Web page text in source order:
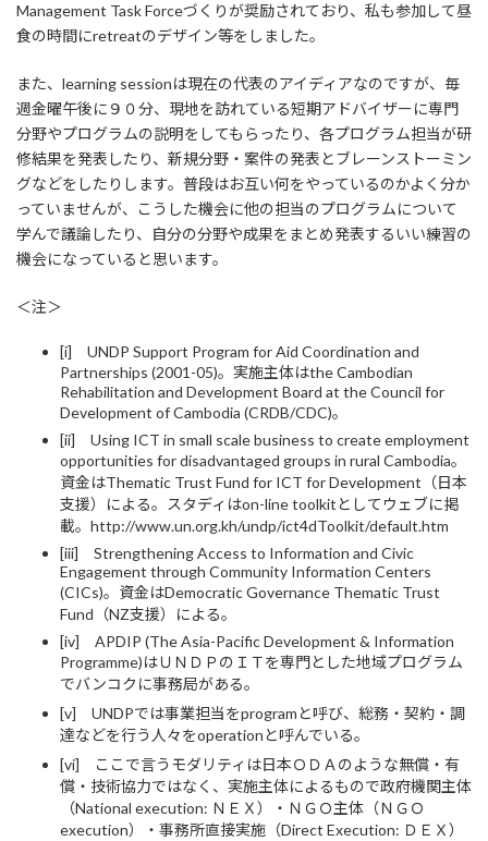
Management Task Forceづくりが奨励されており、私も参加して昼
食の時間にretreatのデザイン等をしました。
また、learning sessionは現在の代表のアイディアなのですが、毎
週金曜午後に９０分、現地を訪れている短期アドバイザーに専門
分野やプログラムの説明をしてもらったり、各プログラム担当が研
修結果を発表したり、新規分野・案件の発表とブレーンストーミン
グなどをしたりします。普段はお互い何をやっているのかよく分か
っていませんが、こうした機会に他の担当のプログラムについて
学んで議論したり、自分の分野や成果をまとめ発表するいい練習の
機会になっていると思います。
＜注＞
[i] UNDP Support Program for Aid Coordination and
Partnerships (2001-05)。実施主体はthe Cambodian
Rehabilitation and Development Board at the Council for
Development of Cambodia (CRDB/CDC)。
[ii] Using ICT in small scale business to create employment
opportunities for disadvantaged groups in rural Cambodia。
資金はThematic Trust Fund for ICT for Development（日本
支援）による。スタディはon-line toolkitとしてウェブに掲
載。http://www.un.org.kh/undp/ict4dToolkit/default.htm
[iii] Strengthening Access to Information and Civic
Engagement through Community Information Centers
(CICs)。資金はDemocratic Governance Thematic Trust
Fund（NZ支援）による。
[iv] APDIP (The Asia-Pacific Development & Information
Programme)はＵＮＤＰのＩＴを専門とした地域プログラム
でバンコクに事務局がある。
[v] UNDPでは事業担当をprogramと呼び、総務・契約・調
達などを行う人々をoperationと呼んでいる。
[vi] ここで言うモダリティは日本ＯＤＡのような無償・有
償・技術協力ではなく、実施主体によるもので政府機関主体
（National execution: ＮＥＸ）・ＮＧＯ主体（ＮＧＯ
execution）・事務所直接実施（Direct Execution: ＤＥＸ）